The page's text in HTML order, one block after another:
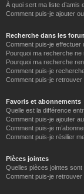
À quoi sert ma liste d’amis
Comment puis-je ajouter
Recherche dans les
Comment puis-je
Pourquoi ma recherche
Pourquoi ma recherche
Comment puis-je
Comment puis-je
Favoris et abonnements
Quelle est la différence
Comment puis-je ajouter
Comment puis-je
Comment puis-je résilier
Pièces jointes
Quelles pièces jointes
Comment puis-je